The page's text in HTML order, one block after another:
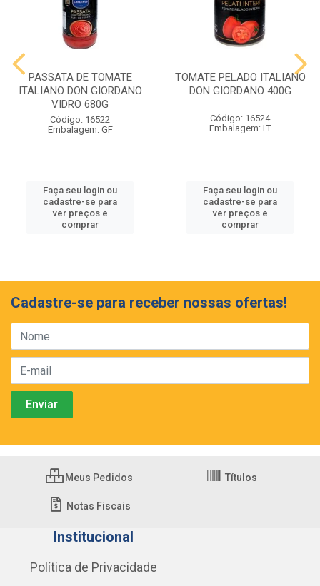
PASSATA DE TOMATE
ITALIANO DON GIORDANO
VIDRO 680G
Código: 16522
Embalagem: GF
Faça seu login ou
cadastre-se para
ver preços e
comprar
TOMATE PELADO ITALIANO
DON GIORDANO 400G
Código: 16524
Embalagem: LT
Faça seu login ou
cadastre-se para
ver preços e
comprar
Cadastre-se para receber nossas ofertas!
Meus Pedidos Títulos
Notas Fiscais
Institucional
Política de Privacidade